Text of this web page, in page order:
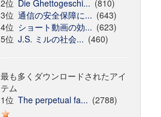
2位 Die Ghettogeschi... (810)
3位 通信の安全保障に... (643)
4位 ショート動画の効... (623)
5位 J.S. ミルの社会... (460)
最も多くダウンロードされたアイ
テム
1位 The perpetual fa... (2788)